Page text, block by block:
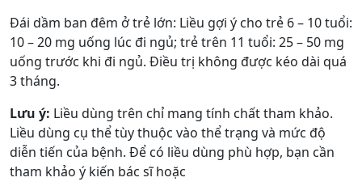
Ðái dầm ban đêm ở trẻ lớn: Liều gợi ý cho trẻ 6 – 10 tuổi:
10 – 20 mg uống lúc đi ngủ; trẻ trên 11 tuổi: 25 – 50 mg
uống trước khi đi ngủ. Ðiều trị không được kéo dài quá
3 tháng.
Lưu ý: Liều dùng trên chỉ mang tính chất tham khảo.
Liều dùng cụ thể tùy thuộc vào thể trạng và mức độ
diễn tiến của bệnh. Để có liều dùng phù hợp, bạn cần
tham khảo ý kiến bác sĩ hoặc